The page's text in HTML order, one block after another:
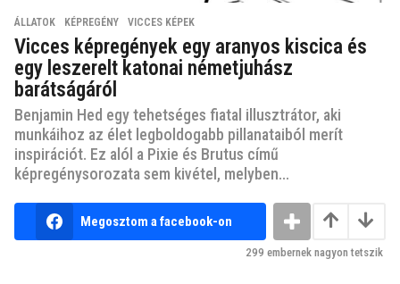
ÁLLATOK ,KÉPREGÉNY ,VICCES KÉPEK
Vicces képregények egy aranyos kiscica és
egy leszerelt katonai németjuhász
barátságáról
Benjamin Hed egy tehetséges fiatal illusztrátor, aki
munkáihoz az élet legboldogabb pillanataiból merít
inspirációt. Ez alól a Pixie és Brutus című
képregénysorozata sem kivétel, melyben...
Megosztom a facebook-on
299 embernek nagyon tetszik